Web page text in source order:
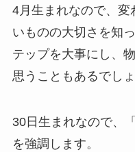
4月生まれなので、変
いものの大切さを知
テップを大事にし、
思うこともあるでしょ
30日生まれなので、
を強調します。